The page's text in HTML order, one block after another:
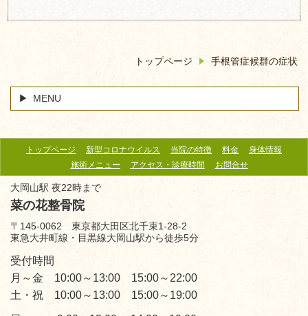
トップページ 手根管症候群の症状
MENU
トップページ 新型コロナウイルス 当院の特徴 料金
身体情報
施術メニュー
アクセス・診療時間 お問合せ
大岡山駅 夜22時まで
菜の花整骨院
〒145-0062 東京都大田区北千束1-28-2
東急大井町線・目黒線大岡山駅から徒歩5分
受付時間
月～金 10:00～13:00 15:00～22:00
土・祝 10:00～13:00 15:00～19:00